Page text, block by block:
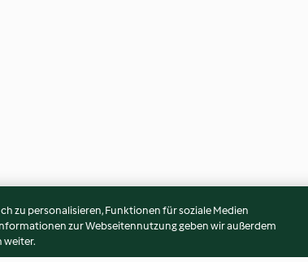
zu personalisieren, Funktionen für soziale Medien
zur Webseitennutzung geben wir außerdem
weiter.